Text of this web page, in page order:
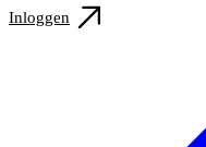
Inloggen